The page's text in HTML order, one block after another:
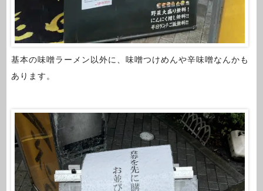
基本の味噌ラーメン以外に、味噌つけめんや辛味噌なんかも
あります。